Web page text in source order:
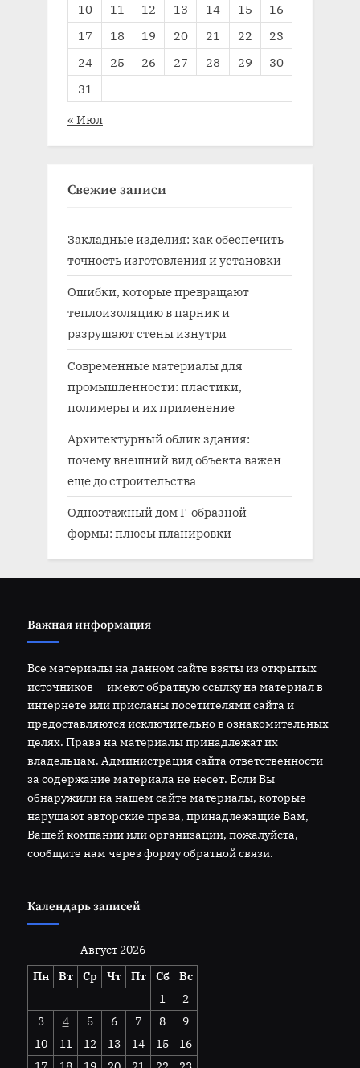
10
11 12 13 14 15
16
17
18 19 20 21 22
23
24
25 26 27 28 29
30
31
« Июл
Свежие записи
Закладные изделия: как обеспечить
точность изготовления и установки
Ошибки, которые превращают
теплоизоляцию в парник и
разрушают стены изнутри
Современные материалы для
промышленности: пластики,
полимеры и их применение
Архитектурный облик здания:
почему внешний вид объекта важен
еще до строительства
Одноэтажный дом Г-образной
формы: плюсы планировки
Важная информация
Все материалы на данном сайте взяты из открытых
источников — имеют обратную ссылку на материал в
интернете или присланы посетителями сайта и
предоставляются исключительно в ознакомительных
целях. Права на материалы принадлежат их
владельцам. Администрация сайта ответственности
за содержание материала не несет. Если Вы
обнаружили на нашем сайте материалы, которые
нарушают авторские права, принадлежащие Вам,
Вашей компании или организации, пожалуйста,
сообщите нам через форму обратной связи.
Календарь записей
Август 2026
Пн
Вт Ср Чт Пт Сб
Вс
1
2
3
4 5 6 7 8
9
10
11 12 13 14 15
16